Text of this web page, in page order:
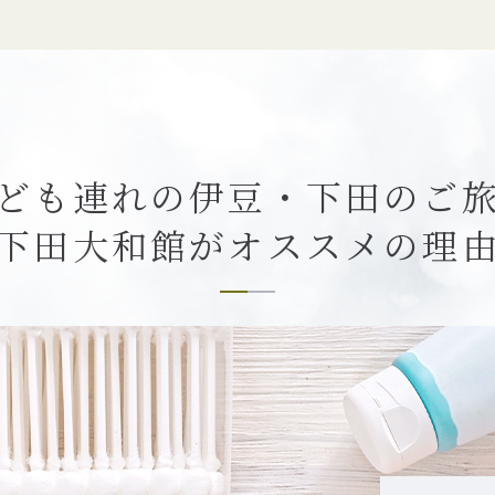
も連れの伊豆・下田のご
田大和館がオススメの理